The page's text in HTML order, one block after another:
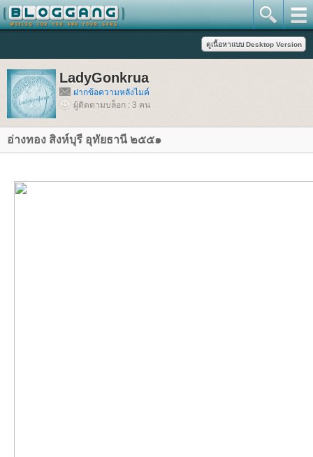
LadyGonkrua
ฝากข้อความหลังไมค์
ผู้ติดตามบล็อก : 3 คน
อ่างทอง สิงห์บุรี อุทัยธานี ๒๕๕๑